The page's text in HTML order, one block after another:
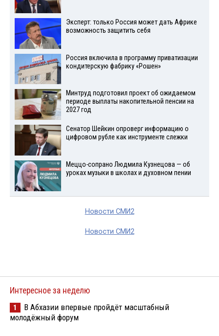
Эксперт: только Россия может дать Африке
возможность защитить себя
Россия включила в программу приватизации
кондитерскую фабрику «Рошен»
Минтруд подготовил проект об ожидаемом
периоде выплаты накопительной пенсии на
2027 год
Сенатор Шейкин опроверг информацию о
цифровом рубле как инструменте слежки
Меццо-сопрано Людмила Кузнецова — об
уроках музыки в школах и духовном пении
Новости СМИ2
Новости СМИ2
Интересное за неделю
1
В Абхазии впервые пройдёт масштабный
молодёжный форум